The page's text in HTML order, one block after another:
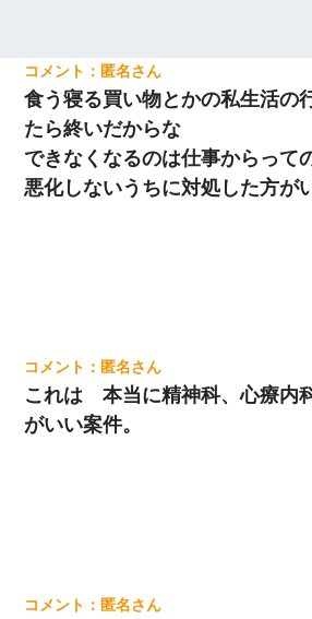
匿名
食う寝る買い物とかの私生活の
たら終いだからな
できなくなるのは仕事からって
悪化しないうちに対処した方が
匿名
これは 本当に精神科、心療内
がいい案件。
匿名